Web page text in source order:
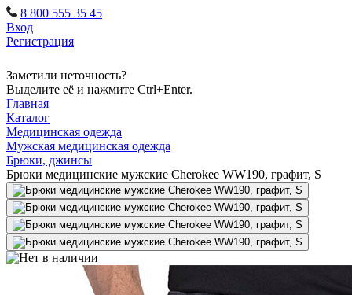
8 800 555 35 45
Вход
Регистрация
Заметили неточность?
Выделите её и нажмите Ctrl+Enter.
Главная
Каталог
Медицинская одежда
Мужская медицинская одежда
Брюки, джинсы
Брюки медицинские мужские Cherokee WW190, графит, S